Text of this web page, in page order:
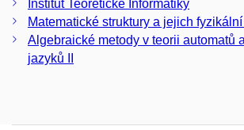
Institut Teoretické Informatiky
Matematické struktury a jejich
Algebraické metody v teorii automatů
jazyků II